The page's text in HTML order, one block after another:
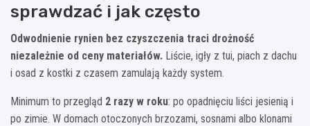
sprawdzać i jak często
Odwodnienie rynien bez czyszczenia traci drożność
niezależnie od ceny materiałów. Liście, igły z tui, piach z dachu
i osad z kostki z czasem zamulają każdy system.
Minimum to przegląd 2 razy w roku: po opadnięciu liści jesienią i
po zimie. W domach otoczonych brzozami, sosnami albo klonami